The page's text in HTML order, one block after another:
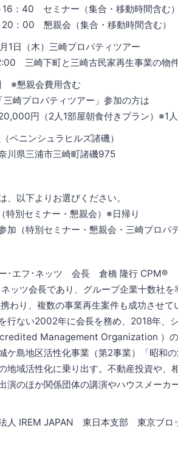
セミナー（集合・移動時間含む）
懇親会（集合・移動時間含む）
木）三崎プロパティツアー
下町と三崎古民家再生事業の物件
懇親会費用含む
ロパティツアー」参加の方は
2人1部屋朝食付きプラン）※1人1
ニンシュラヒルズ諸磯）
浦市三崎町諸磯975
以下よりお選びください。
ミナー・懇親会）※日帰り
セミナー・懇親会・三崎プロパテ
･エフ･ネッツ 会長 倉橋 隆行 CPM®
ッツ会長であり、グループ企業十数社を
わり、複数の事業再生案件も成功させ
行ない2002年に会長を務め、2018年、
Management Organization ）の
ケ島地区活性化事業（第2事業）「昭和
地域活性化に乗り出す。不動産投資や、
演のほか関係団体の講演やハウスメーカ
人 IREM JAPAN 東日本支部 東京ブロ